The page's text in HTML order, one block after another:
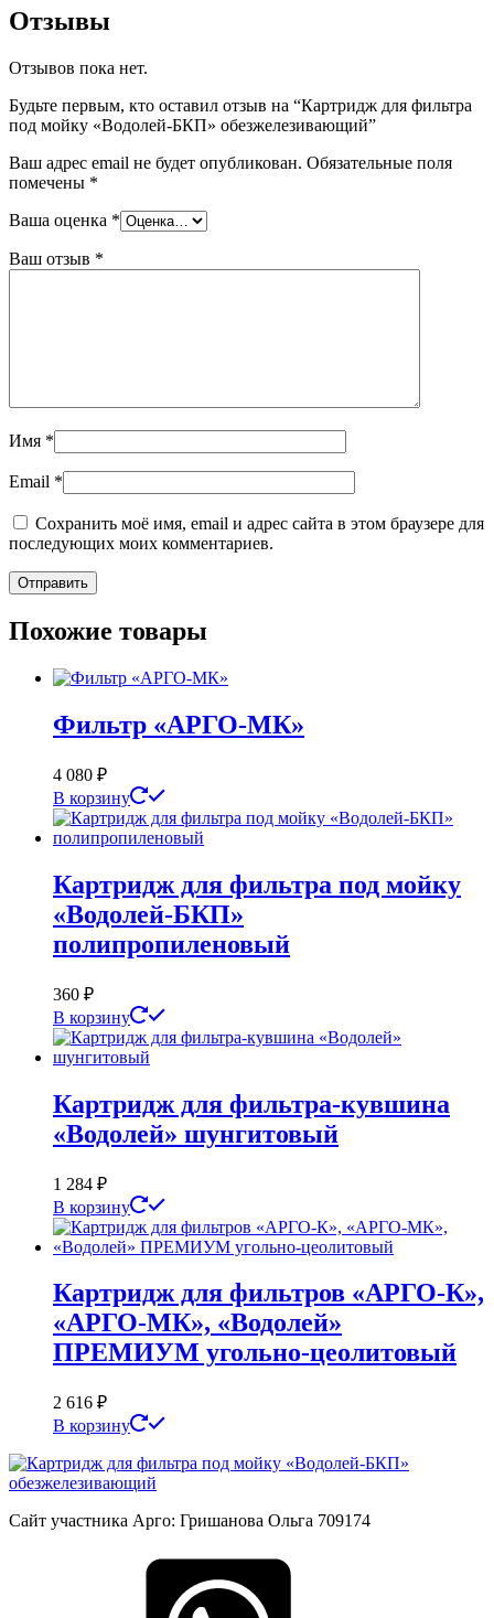
Отзывы
Отзывов пока нет.
Будьте первым, кто оставил отзыв на “Картридж для фильтра
под мойку «Водолей-БКП» обезжелезивающий”
Ваш адрес email не будет опубликован. Обязательные поля
помечены *
Ваша оценка *
Ваш отзыв *
Имя *
Email *
Сохранить моё имя, email и адрес сайта в этом браузере для
последующих моих комментариев.
Похожие товары
Фильтр «АРГО-МК»
4 080 ₽
В корзину
Картридж для фильтра под мойку
«Водолей-БКП»
полипропиленовый
360 ₽
В корзину
Картридж для фильтра-кувшина
«Водолей» шунгитовый
1 284 ₽
В корзину
Картридж для фильтров «АРГО-К»,
«АРГО-МК», «Водолей»
ПРЕМИУМ угольно-цеолитовый
2 616 ₽
В корзину
Сайт участника Арго: Гришанова Ольга 709174